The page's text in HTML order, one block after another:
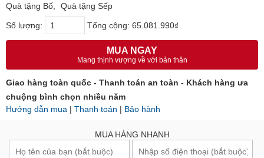
Quà tặng Bố
Quà tặng Sếp
Số lượng: Tổng cộng: 65.081.990₫
MUA NGAY
Mang thịnh vượng về với bản thân
Giao hàng toàn quốc - Thanh toán an toàn - Khách hàng ưa
chuộng bình chọn nhiều năm
Hướng dẫn mua | Thanh toán | Bảo hành
MUA HÀNG NHANH